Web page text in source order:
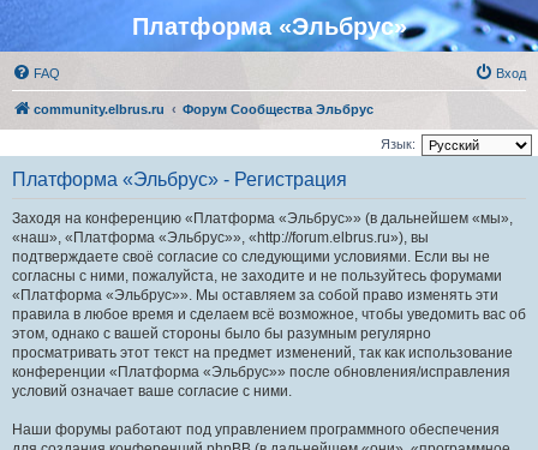
Платформа «Эльбрус»
FAQ Вход
community.elbrus.ru Форум Сообщества Эльбрус
Язык:
Платформа «Эльбрус» - Регистрация
Заходя на конференцию «Платформа «Эльбрус»» (в дальнейшем «мы»,
«наш», «Платформа «Эльбрус»», «http://forum.elbrus.ru»), вы
подтверждаете своё согласие со следующими условиями. Если вы не
согласны с ними, пожалуйста, не заходите и не пользуйтесь форумами
«Платформа «Эльбрус»». Мы оставляем за собой право изменять эти
правила в любое время и сделаем всё возможное, чтобы уведомить вас об
этом, однако с вашей стороны было бы разумным регулярно
просматривать этот текст на предмет изменений, так как использование
конференции «Платформа «Эльбрус»» после обновления/исправления
условий означает ваше согласие с ними.
Наши форумы работают под управлением программного обеспечения